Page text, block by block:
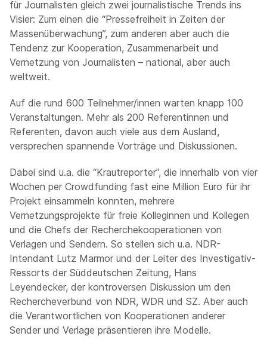
für Journalisten gleich zwei journalistische Trends ins
Visier: Zum einen die “Pressefreiheit in Zeiten der
Massenüberwachung”, zum anderen aber auch die
Tendenz zur Kooperation, Zusammenarbeit und
Vernetzung von Journalisten – national, aber auch
weltweit.
Auf die rund 600 Teilnehmer/innen warten knapp 100
Veranstaltungen. Mehr als 200 Referentinnen und
Referenten, davon auch viele aus dem Ausland,
versprechen spannende Vorträge und Diskussionen.
Dabei sind u.a. die “Krautreporter”, die innerhalb von vier
Wochen per Crowdfunding fast eine Million Euro für ihr
Projekt einsammeln konnten, mehrere
Vernetzungsprojekte für freie Kolleginnen und Kollegen
und die Chefs der Recherchekooperationen von
Verlagen und Sendern. So stellen sich u.a. NDR-
Intendant Lutz Marmor und der Leiter des Investigativ-
Ressorts der Süddeutschen Zeitung, Hans
Leyendecker, der kontroversen Diskussion um den
Rechercheverbund von NDR, WDR und SZ. Aber auch
die Verantwortlichen von Kooperationen anderer
Sender und Verlage präsentieren ihre Modelle.